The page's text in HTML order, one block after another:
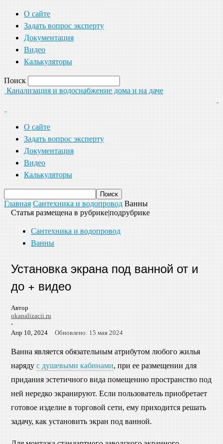
О сайте
Задать вопрос эксперту
Документация
Видео
Калькуляторы
Поиск
Канализация и водоснабжение дома и на даче
О сайте
Задать вопрос эксперту
Документация
Видео
Калькуляторы
Главная Сантехника и водопровод Ванны
Статья размещена в рубрике|подрубрике
Сантехника и водопровод
Ванны
Установка экрана под ванной от и
до + видео
Автор
okanalizacii.ru
-
Апр 10, 2024
Обновлено: 15 мая 2024
Ванна является обязательным атрибутом любого жилья
наряду с душевыми кабинами, при ее размещении для
придания эстетичного вида помещению пространство под
ней нередко экранируют. Если пользователь приобретает
готовое изделие в торговой сети, ему приходится решать
задачу, как установить экран под ванной.